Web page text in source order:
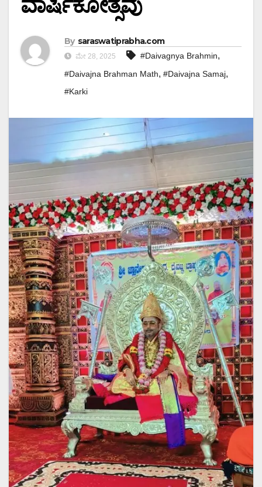
By saraswatiprabha.com
ಮೇ 28, 2025 #Daivagnya Brahmin,
#Daivajna Brahman Math, #Daivajna Samaj,
#Karki